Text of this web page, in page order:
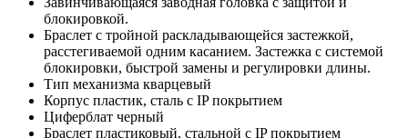
блокировкой.
Браслет с тройной раскладывающейся застежкой,
расстегиваемой одним касанием. Застежка с системой
блокировки, быстрой замены и регулировки длины.
Тип механизма кварцевый
Корпус пластик, сталь с IP покрытием
Циферблат черный
Браслет пластиковый, стальной с IP покрытием